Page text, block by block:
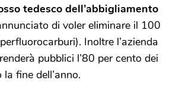
tedesco dell’abbigliamento
di voler eliminare il 100
Inoltre l’azienda
pubblici l’80 per cento dei
fine dell’anno.